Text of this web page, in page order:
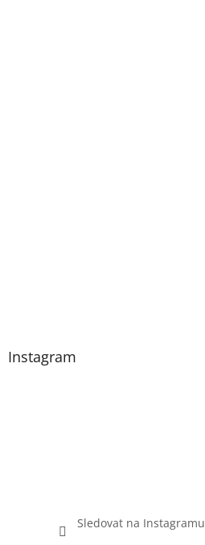
Instagram
Sledovat na Instagramu